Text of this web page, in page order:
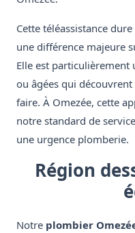
Cette téléassistance
une différence majeure
Elle est particulièrement
ou âgées qui
faire. À Omezée, cette
notre standard de
une urgence plomberie.
Région
Notre plombier